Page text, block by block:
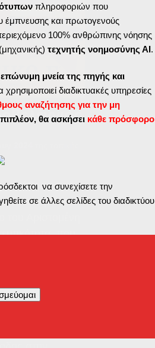
να
στο
που
ή μιαν έννοια.
πληροφοριών που
έμπνευσης και πρωτογενούς
περιεχόμενο 100% ανθρώπινης νόησης
τεχνητής νοημοσύνης ΑΙ.
μνεία της πηγής και
διαδικτυακές υπηρεσίες
αναζήτησης για την μη
θα ασκήσει κάθε πρόσφορο
να συνεχίσετε την
σε άλλες σελίδες του διαδικτύου